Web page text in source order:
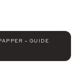
– GUIDE